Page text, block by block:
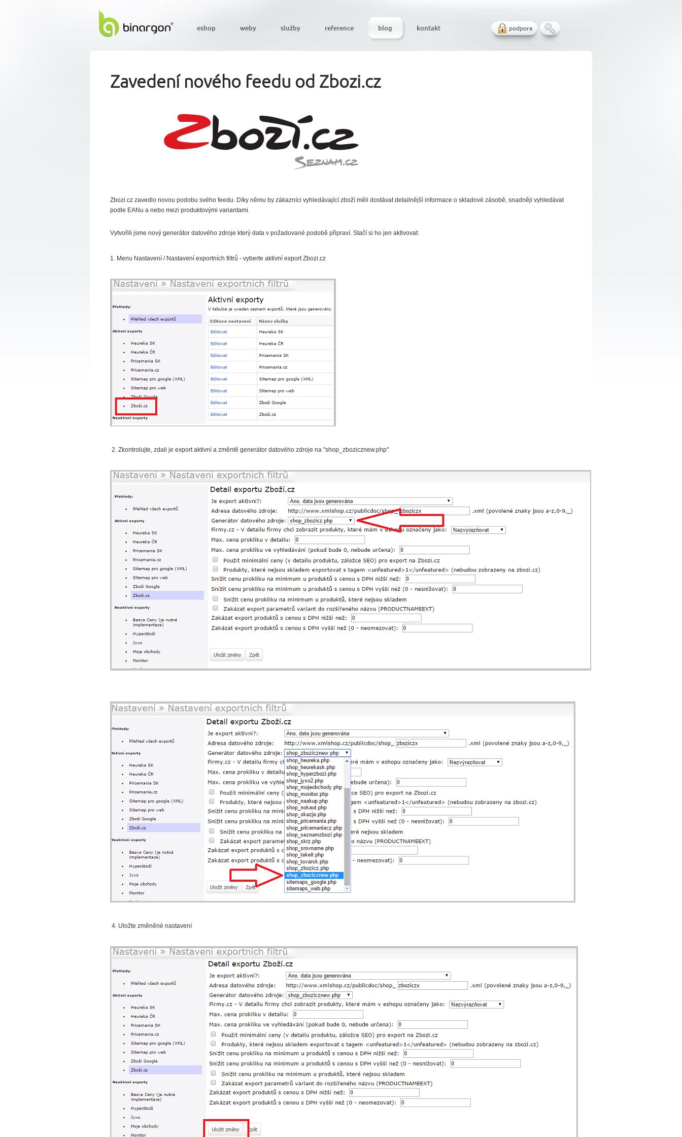
Zavedení nového feedu od Zbozi.cz
Zbozi.cz zavedlo novou podobu svého feedu. Díky němu by zákazníci vyhledávající zboží měli dostávat detailnější informace o skladové zásobě, snadněji vyhledávat
podle EANu a nebo mezi produktovými variantami.
Vytvořili jsme nový generátor datového zdroje který data v požadované podobě připraví. Stačí si ho jen aktivovat:
1. Menu Nastavení / Nastavení exportních filtrů - vyberte aktivní export Zbozi.cz
2. Zkontrolujte, zdali je export aktivní a změntě generátor datového zdroje na "shop_zbozicznew.php"
4. Uložte změněné nastavení
eshop weby služby reference blog kontakt podpora